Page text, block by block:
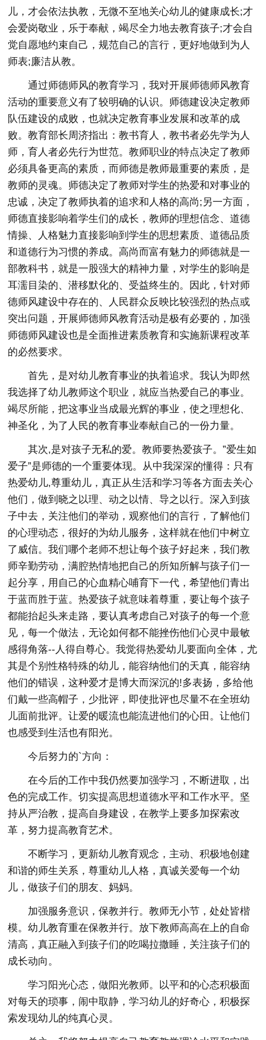
儿，才会依法执教，无微不至地关心幼儿的健康成长;才
会爱岗敬业，乐于奉献，竭尽全力地去教育孩子;才会自
觉自愿地约束自己，规范自己的言行，更好地做到为人
师表;廉洁从教。
通过师德师风的教育学习，我对开展师德师风教育
活动的重要意义有了较明确的认识。师德建设决定教师
队伍建设的成败，也就决定教育事业发展和改革的成
败。教育部长周济指出：教书育人，教书者必先学为人
师，育人者必先行为世范。教师职业的特点决定了教师
必须具备更高的素质，而师德是教师最重要的素质，是
教师的灵魂。师德决定了教师对学生的热爱和对事业的
忠诚，决定了教师执着的追求和人格的高尚;另一方面，
师德直接影响着学生们的成长，教师的理想信念、道德
情操、人格魅力直接影响到学生的思想素质、道德品质
和道德行为习惯的养成。高尚而富有魅力的师德就是一
部教科书，就是一股强大的精神力量，对学生的影响是
耳濡目染的、潜移默化的、受益终生的。因此，针对师
德师风建设中存在的、人民群众反映比较强烈的热点或
突出问题，开展师德师风教育活动是极有必要的，加强
师德师风建设也是全面推进素质教育和实施新课程改革
的必然要求。
首先，是对幼儿教育事业的执着追求。我认为即然
我选择了幼儿教师这个职业，就应当热爱自己的事业。
竭尽所能，把这事业当成最光辉的事业，使之理想化、
神圣化，为了人民的教育事业奉献自己的一份力量。
其次,是对孩子无私的爱。教师要热爱孩子。”爱生如
爱子”是师德的一个重要体现。从中我深深的懂得：只有
热爱幼儿,尊重幼儿，真正从生活和学习等各方面去关心
他们，做到晓之以理、动之以情、导之以行。深入到孩
子中去，关注他们的举动，观察他们的言行，了解他们
的心理动态，很好的为幼儿服务，这样就在他们中树立
了威信。我们哪个老师不想让每个孩子好起来，我们教
师辛勤劳动，满腔热情地把自己的所知所解与孩子们一
起分享，用自己的心血精心哺育下一代，希望他们青出
于蓝而胜于蓝。热爱孩子就意味着尊重，要让每个孩子
都能抬起头来走路，要认真考虑自己对孩子的每一个意
见，每一个做法，无论如何都不能挫伤他们心灵中最敏
感得角落--人得自尊心。我觉得热爱幼儿要面向全体，尤
其是个别性格特殊的幼儿，能容纳他们的天真，能容纳
他们的错误，这种爱才是博大而深沉的!多表扬，多给他
们戴一些高帽子，少批评，即使批评也尽量不在全班幼
儿面前批评。让爱的暖流也能流进他们的心田。让他们
也感受到生活也有阳光。
今后努力的`方向：
在今后的工作中我仍然要加强学习，不断进取，出
色的完成工作。切实提高思想道德水平和工作水平。坚
持从严治教，提高自身建设，在教学上要多加探索改
革，努力提高教育艺术。
不断学习，更新幼儿教育观念，主动、积极地创建
和谐的师生关系，尊重幼儿人格，真诚关爱每一个幼
儿，做孩子们的朋友、妈妈。
加强服务意识，保教并行。教师无小节，处处皆楷
模。幼儿教育重在保教并行。放下教师高高在上的自命
清高，真正融入到孩子们的吃喝拉撒睡，关注孩子们的
成长动向。
学习阳光心态，做阳光教师。以平和的心态积极面
对每天的琐事，闹中取静，学习幼儿的好奇心，积极探
索发现幼儿的纯真心灵。